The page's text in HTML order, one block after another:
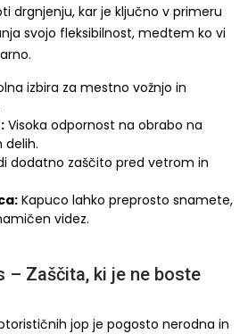
drgnjenju, kar je ključno v primeru
svojo fleksibilnost, medtem ko vi
izbira za mestno vožnjo in
Visoka odpornost na obrabo na
delih.
dodatno zaščito pred vetrom in
Kapuco lahko preprosto snamete,
videz.
– Zaščita, ki je ne boste
jop je pogosto nerodna in